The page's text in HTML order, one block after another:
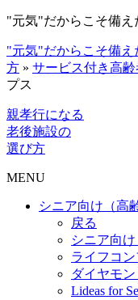
"元気"だからこそ備
"元気"だからこそ備
方 » サービス付き高
プス
親孝行になる
老後施設の
選び方
MENU
シニア向け（高
戻る
シニア向
ライフコ
ダイヤモ
Lideas for